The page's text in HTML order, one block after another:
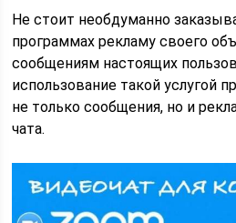
Не стоит необдуманно
программах рекламу своего
сообщениям настоящих
использование такой услугой
не только сообщения, но и
чата.